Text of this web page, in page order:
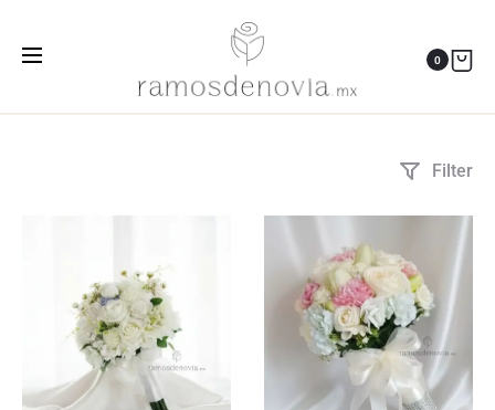
0
rosas blancas
Productos etiquetados “rosas blancas”
Filter